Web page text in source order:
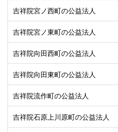
吉祥院宮ノ西町の公益法人
吉祥院宮ノ東町の公益法人
吉祥院向田西町の公益法人
吉祥院向田東町の公益法人
吉祥院流作町の公益法人
吉祥院石原上川原町の公益法人